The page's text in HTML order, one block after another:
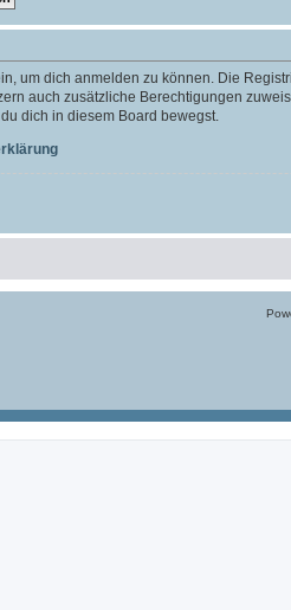
um dich anmelden zu können. Die
auch zusätzliche Berechtigungen
dich in diesem Board bewegst.